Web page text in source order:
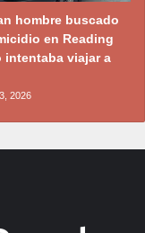
hombre buscado
en Reading
intentaba viajar a
2026